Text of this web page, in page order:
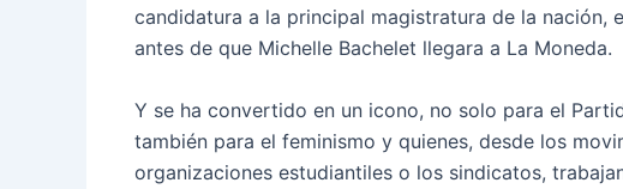
candidatura a la principal magistratura de la nación,
antes de que Michelle Bachelet llegara a La Moneda.
Y se ha convertido en un icono, no solo para el
también para el feminismo y quienes, desde los
organizaciones estudiantiles o los sindicatos,